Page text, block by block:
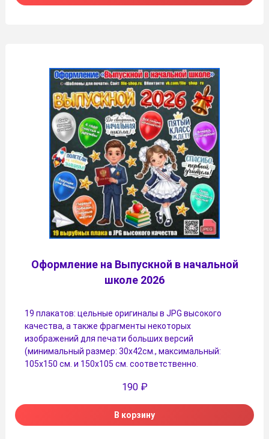
Оформление на Выпускной в начальной
школе 2026
19 плакатов: цельные оригиналы в JPG высокого
качества, а также фрагменты некоторых
изображений для печати больших версий
(минимальный размер: 30х42см., максимальный:
105х150 см. и 150х105 см. соответственно.
190 ₽
В корзину